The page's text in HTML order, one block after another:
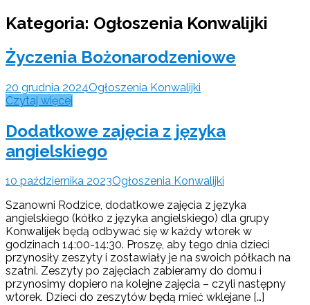
Kategoria: Ogłoszenia Konwalijki
Życzenia Bożonarodzeniowe
20 grudnia 2024Ogłoszenia Konwalijki
Czytaj więcej
Dodatkowe zajęcia z języka
angielskiego
10 października 2023Ogłoszenia Konwalijki
Szanowni Rodzice, dodatkowe zajęcia z języka
angielskiego (kółko z języka angielskiego) dla grupy
Konwalijek będą odbywać się w każdy wtorek w
godzinach 14:00-14:30. Proszę, aby tego dnia dzieci
przynosiły zeszyty i zostawiały je na swoich półkach na
szatni. Zeszyty po zajęciach zabieramy do domu i
przynosimy dopiero na kolejne zajęcia – czyli następny
wtorek. Dzieci do zeszytów będą mieć wklejane […]